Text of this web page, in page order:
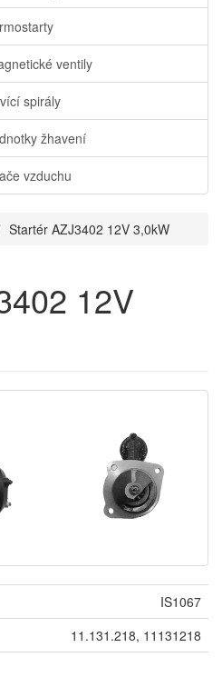
ventily
spirály
žhavení
vzduchu
Startér AZJ3402 12V 3,0kW
12V
IS1067
11.131.218, 11131218